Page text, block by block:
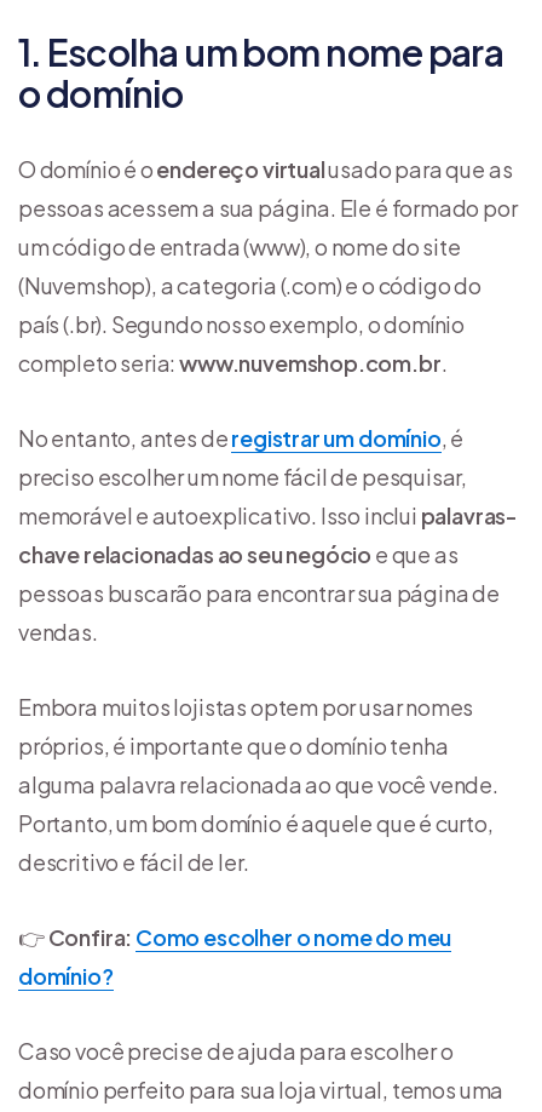
1. Escolha um bom nome para
o domínio
O domínio é oendereço virtualusado para que as
pessoas acessem a sua página. Ele é formado por
um código de entrada (www), o nome do site
(Nuvemshop), a categoria (.com) e o código do
país (.br). Segundo nosso exemplo, o domínio
completo seria:www.nuvemshop.com.br
No entanto, antes deregistrar um domínio , é
preciso escolher um nome fácil de pesquisar,
memorável e autoexplicativo. Isso inclui palavras-
chave relacionadas ao seu negócio e que as
pessoas buscarão para encontrar sua página de
vendas.
Embora muitos lojistas optem por usar nomes
próprios, é importante que o domínio tenha
alguma palavra relacionada ao que você vende.
Portanto, um bom domínio é aquele que é curto,
descritivo e fácil de ler.
👉Confira: Como escolher o nome do meu
domínio?
Caso você precise de ajuda para escolher o
domínio perfeito para sua loja virtual, temos uma